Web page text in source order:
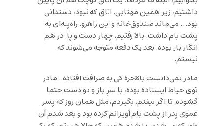
داشتیم، زیر همین مهتابی. اتاق که نبود، دستدانی
بود… می‌ماند صندوق‌خانه و این راهرو. راه‌پله‌ای به
پشت بام داشت. بالا رفتیم، چهار دست و پا. در هم
انگار باز بوده. بعد یک دفعه متوجه می‌شوند که
نیستم.
مادر نمی‌دانست بالاخره کی به صرافت افتاده.. مادر
توی حیاط ایستاده بوده، با سرِ باز و دو دست حتما
گشوده، تا اگر بیفتم، بگیردم، مثل همان روز که پسر
عموی پدر از پشت بام آویزانم کرده بود و بعد شدم آن